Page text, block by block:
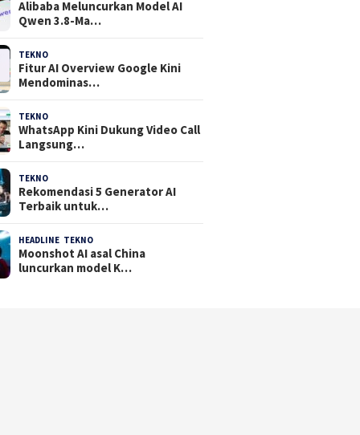
Alibaba Meluncurkan Model AI
Qwen 3.8-Ma…
TEKNO
Fitur AI Overview Google Kini
Mendominas…
TEKNO
WhatsApp Kini Dukung Video Call
Langsung…
TEKNO
Rekomendasi 5 Generator AI
Terbaik untuk…
HEADLINE TEKNO
Moonshot AI asal China
luncurkan model K…